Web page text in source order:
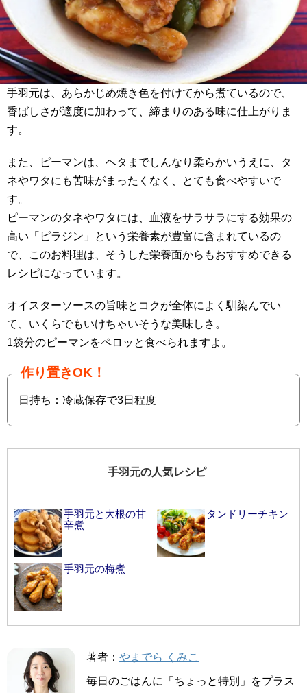
手羽元は、あらかじめ焼き色を付けてから煮ているので、
香ばしさが適度に加わって、締まりのある味に仕上がりま
す。
また、ピーマンは、ヘタまでしんなり柔らかいうえに、タ
ネやワタにも苦味がまったくなく、とても食べやすいで
す。
ピーマンのタネやワタには、血液をサラサラにする効果の
高い「ピラジン」という栄養素が豊富に含まれているの
で、このお料理は、そうした栄養面からもおすすめできる
レシピになっています。
オイスターソースの旨味とコクが全体によく馴染んでい
て、いくらでもいけちゃいそうな美味しさ。
1袋分のピーマンをペロッと食べられますよ。
作り置きOK！
日持ち：冷蔵保存で3日程度
手羽元の人気レシピ
手羽元と大根の甘
辛煮
タンドリーチキン
手羽元の梅煮
著者： やまでら くみこ
毎日のごはんに「ちょっと特別」をプラス